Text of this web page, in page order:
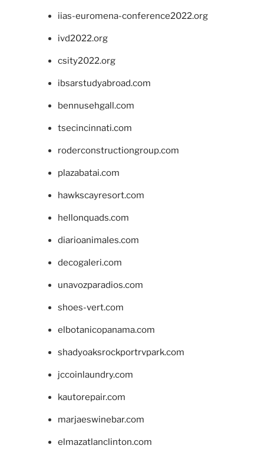
iias-euromena-conference2022.org
ivd2022.org
csity2022.org
ibsarstudyabroad.com
bennusehgall.com
tsecincinnati.com
roderconstructiongroup.com
plazabatai.com
hawkscayresort.com
hellonquads.com
diarioanimales.com
decogaleri.com
unavozparadios.com
shoes-vert.com
elbotanicopanama.com
shadyoaksrockportrvpark.com
jccoinlaundry.com
kautorepair.com
marjaeswinebar.com
elmazatlanclinton.com